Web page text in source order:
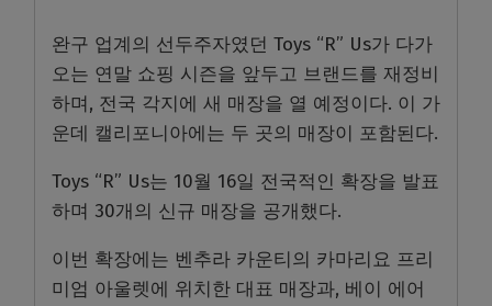
완구 업계의 선두주자였던 Toys “R” Us가 다가
오는 연말 쇼핑 시즌을 앞두고 브랜드를 재정비
하며, 전국 각지에 새 매장을 열 예정이다. 이 가
운데 캘리포니아에는 두 곳의 매장이 포함된다.
Toys “R” Us는 10월 16일 전국적인 확장을 발표
하며 30개의 신규 매장을 공개했다.
이번 확장에는 벤추라 카운티의 카마리요 프리
미엄 아울렛에 위치한 대표 매장과, 베이 에어